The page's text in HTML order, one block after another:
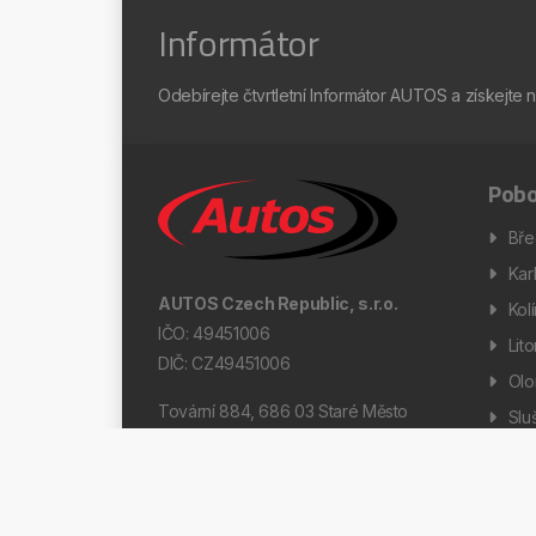
Informátor
Odebírejte čtvrtletní Informátor AUTOS a získejte
AUTOS Czech Republic, s.r.o.
IČO: 49451006
DIČ: CZ49451006
Tovární 884, 686 03 Staré Město